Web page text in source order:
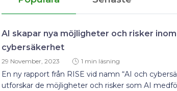
AI skapar nya möjligheter och risker inom
cybersäkerhet
29 November, 2023 1 min läsning
En ny rapport från RISE vid namn “AI och
utforskar de möjligheter och risker som AI